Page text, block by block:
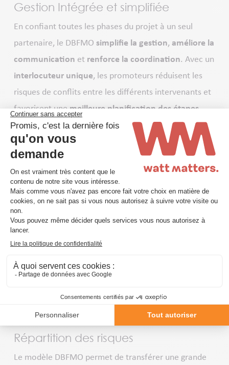
Gestion Intégrée et simplifiée
En confiant toutes les phases du projet à un seul
partenaire, le DBFMO simplifie la gestion, améliore la
communication et renforce la coordination. Avec un
interlocuteur unique, les promoteurs réduisent les
risques de conflits entre les différents intervenants et
favorisent unemeilleure planification des étapes.
Cette gestion centralisée optimise le temps et les
ressources.
Performance et fiabilité des
infrastructures
Le modèle DBFMO garantit des infrastructures
performantes et fiables, conçues pour répondre aux
standards les plus élevés. En intégrant conception,
construction et exploitation, les installations sont
optimisées dès la phase de conception
incite le partenaire à proposer des
modernes et performantes, car il reste responsable
de leur efficacité tout au long de leur durée de vie.
Répartition des risques
Le modèle DBFMO permet de transférer une grande